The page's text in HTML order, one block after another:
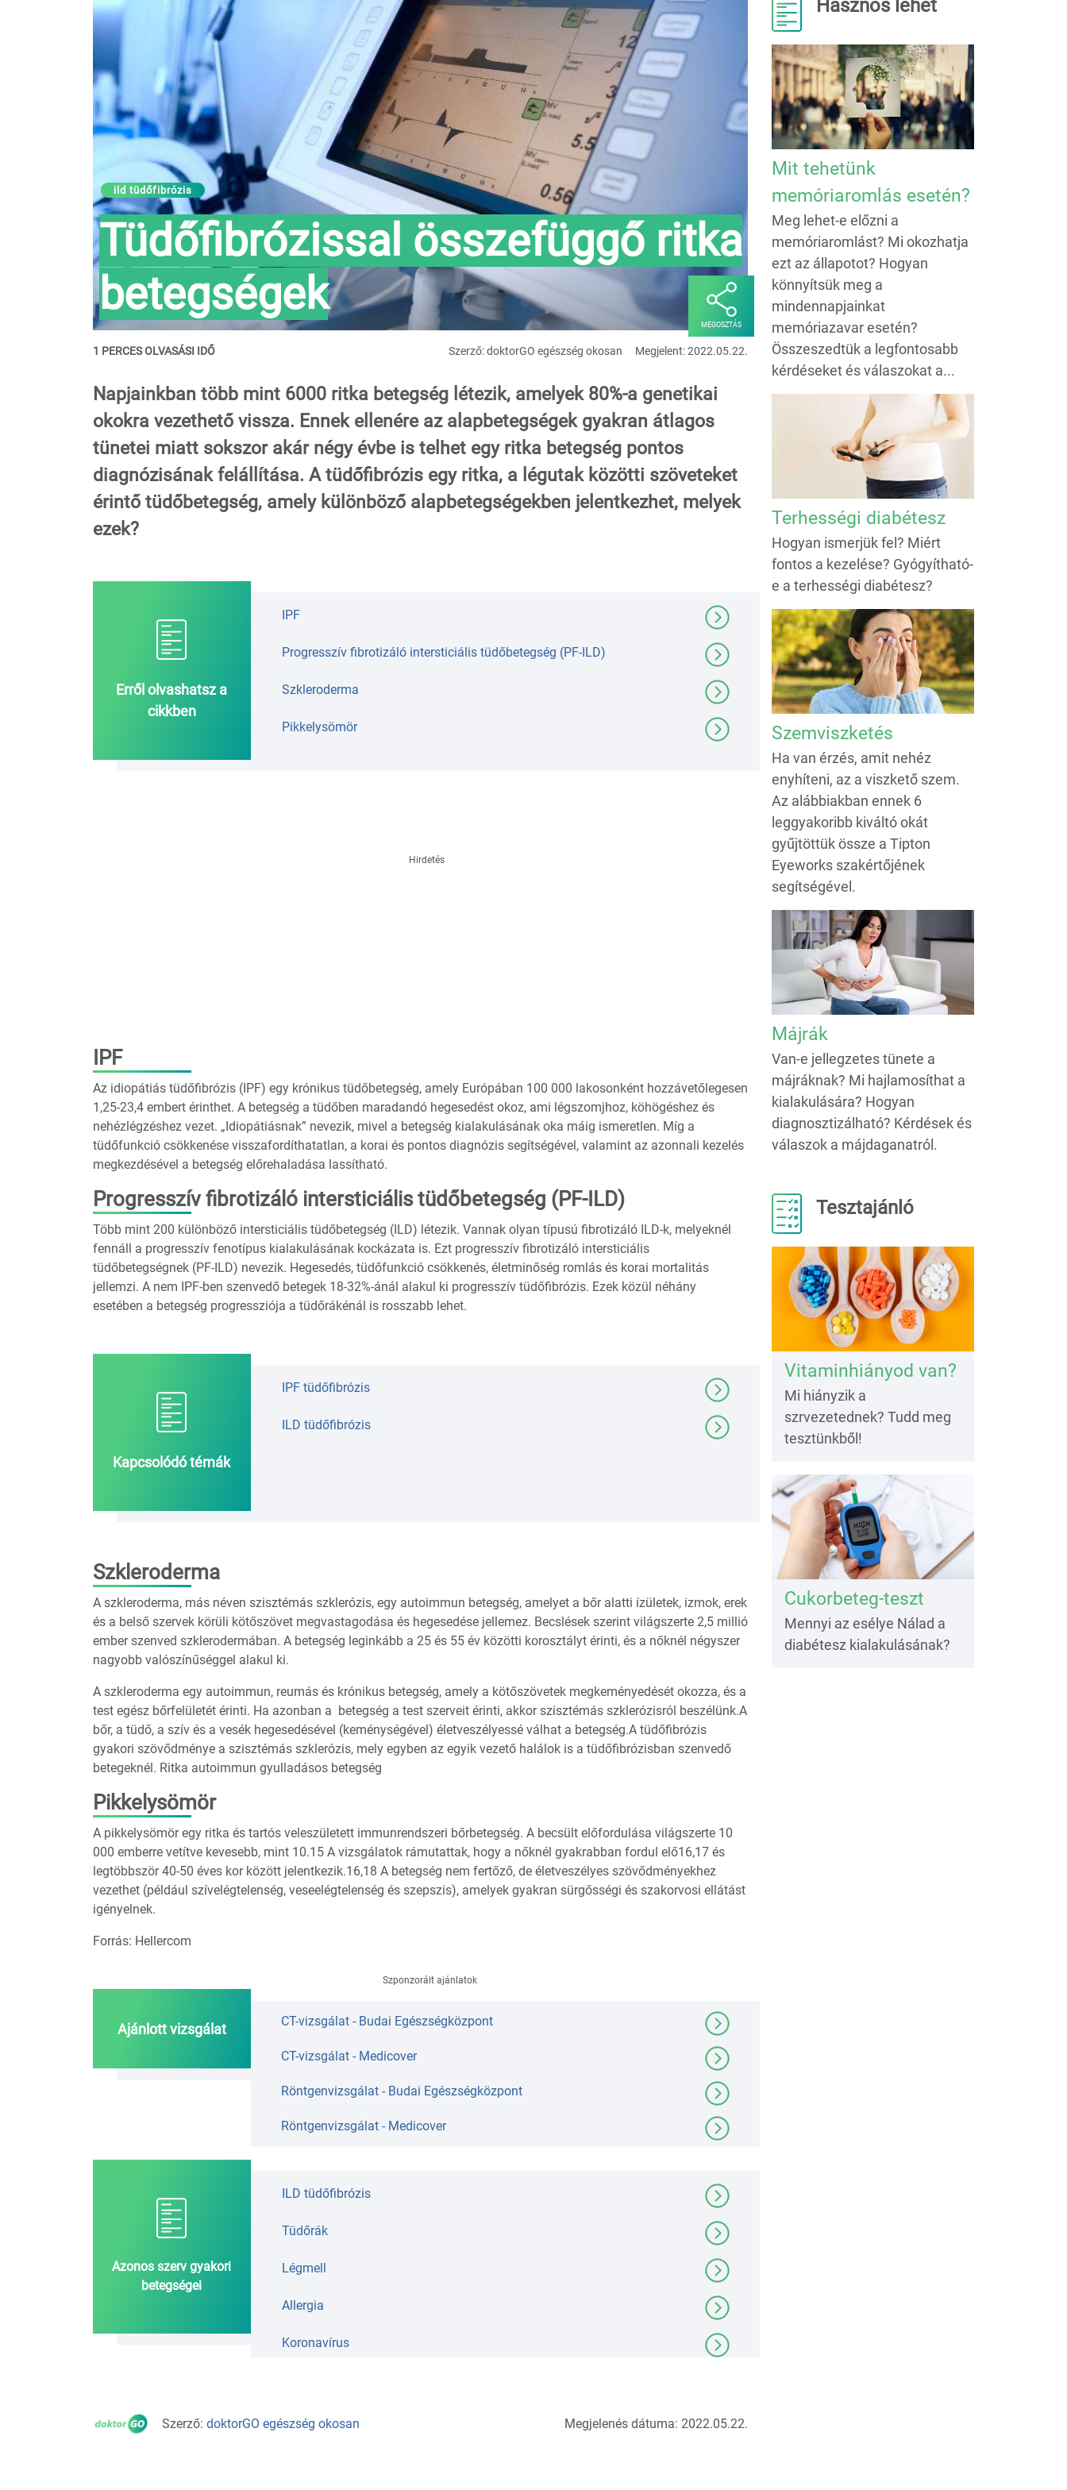
ild tüdőfibrózis
Tüdőfibrózissal összefüggő ritka
betegségek
MEGOSZTÁS
1 PERCES OLVASÁSI IDŐ Megjelent: 2022.05.22.
Szerző: doktorGO egészség okosan
Napjainkban több mint 6000 ritka betegség létezik, amelyek 80%-a genetikai
okokra vezethető vissza. Ennek ellenére az alapbetegségek gyakran átlagos
tünetei miatt sokszor akár négy évbe is telhet egy ritka betegség pontos
diagnózisának felállítása. A tüdőfibrózis egy ritka, a légutak közötti szöveteket
érintő tüdőbetegség, amely különböző alapbetegségekben jelentkezhet, melyek
ezek?
Erről olvashatsz a
cikkben
IPF
Progresszív fibrotizáló intersticiális tüdőbetegség (PF-ILD)
Szkleroderma
Pikkelysömör
Hirdetés
IPF
Az idiopátiás tüdőfibrózis (IPF) egy krónikus tüdőbetegség, amely Európában 100 000 lakosonként hozzávetőlegesen
1,25-23,4 embert érinthet. A betegség a tüdőben maradandó hegesedést okoz, ami légszomjhoz, köhögéshez és
nehézlégzéshez vezet. „Idiopátiásnak” nevezik, mivel a betegség kialakulásának oka máig ismeretlen. Míg a
tüdőfunkció csökkenése visszafordíthatatlan, a korai és pontos diagnózis segítségével, valamint az azonnali kezelés
megkezdésével a betegség előrehaladása lassítható.
Progresszív fibrotizáló intersticiális tüdőbetegség (PF-ILD)
Több mint 200 különböző intersticiális tüdőbetegség (ILD) létezik. Vannak olyan típusú fibrotizáló ILD-k, melyeknél
fennáll a progresszív fenotípus kialakulásának kockázata is. Ezt progresszív fibrotizáló intersticiális
tüdőbetegségnek (PF-ILD) nevezik. Hegesedés, tüdőfunkció csökkenés, életminőség romlás és korai mortalitás
jellemzi. A nem IPF-ben szenvedő betegek 18-32%-ánál alakul ki progresszív tüdőfibrózis. Ezek közül néhány
esetében a betegség progressziója a tüdőrákénál is rosszabb lehet.
Kapcsolódó témák
IPF tüdőfibrózis
ILD tüdőfibrózis
Szkleroderma
A szkleroderma, más néven szisztémás szklerózis, egy autoimmun betegség, amelyet a bőr alatti ízületek, izmok, erek
és a belső szervek körüli kötőszövet megvastagodása és hegesedése jellemez. Becslések szerint világszerte 2,5 millió
ember szenved szklerodermában. A betegség leginkább a 25 és 55 év közötti korosztályt érinti, és a nőknél négyszer
nagyobb valószínűséggel alakul ki.
A szkleroderma egy autoimmun, reumás és krónikus betegség, amely a kötőszövetek megkeményedését okozza, és a
test egész bőrfelületét érinti. Ha azonban a betegség a test szerveit érinti, akkor szisztémás szklerózisról beszélünk.A
bőr, a tüdő, a szív és a vesék hegesedésével (keménységével) életveszélyessé válhat a betegség.A tüdőfibrózis
gyakori szövődménye a szisztémás szklerózis, mely egyben az egyik vezető halálok is a tüdőfibrózisban szenvedő
betegeknél. Ritka autoimmun gyulladásos betegség
Pikkelysömör
A pikkelysömör egy ritka és tartós veleszületett immunrendszeri bőrbetegség. A becsült előfordulása világszerte 10
000 emberre vetítve kevesebb, mint 10.15 A vizsgálatok rámutattak, hogy a nőknél gyakrabban fordul elő16,17 és
legtöbbször 40-50 éves kor között jelentkezik.16,18 A betegség nem fertőző, de életveszélyes szövődményekhez
vezethet (például szívelégtelenség, veseelégtelenség és szepszis), amelyek gyakran sürgősségi és szakorvosi ellátást
igényelnek.
Forrás: Hellercom
Ajánlott vizsgálat
Szponzorált ajánlatok
CT-vizsgálat - Budai Egészségközpont
CT-vizsgálat - Medicover
Röntgenvizsgálat - Budai Egészségközpont
Röntgenvizsgálat - Medicover
Azonos szerv gyakori
betegségei
ILD tüdőfibrózis
Tüdőrák
Légmell
Allergia
Koronavírus
Szerző: doktorGO egészség okosan Megjelenés dátuma: 2022.05.22.
Hasznos lehet
Mit tehetünk
memóriaromlás esetén?
Meg lehet-e előzni a
memóriaromlást? Mi okozhatja
ezt az állapotot? Hogyan
könnyítsük meg a
mindennapjainkat
memóriazavar esetén?
Összeszedtük a legfontosabb
kérdéseket és válaszokat a...
Terhességi diabétesz
Hogyan ismerjük fel? Miért
fontos a kezelése? Gyógyítható-
e a terhességi diabétesz?
Szemviszketés
Ha van érzés, amit nehéz
enyhíteni, az a viszkető szem.
Az alábbiakban ennek 6
leggyakoribb kiváltó okát
gyűjtöttük össze a Tipton
Eyeworks szakértőjének
segítségével.
Májrák
Van-e jellegzetes tünete a
májráknak? Mi hajlamosíthat a
kialakulására? Hogyan
diagnosztizálható? Kérdések és
válaszok a májdaganatról.
Tesztajánló
Vitaminhiányod van?
Mi hiányzik a
szrvezetednek? Tudd meg
tesztünkből!
Cukorbeteg-teszt
Mennyi az esélye Nálad a
diabétesz kialakulásának?